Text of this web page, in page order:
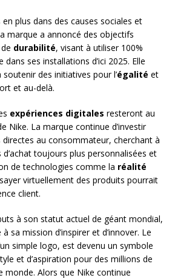
en plus dans des causes sociales et
marque a annoncé des objectifs
durabilité, visant à utiliser 100%
dans ses installations d’ici 2025. Elle
des initiatives pour l’égalité et
et au-delà.
expériences digitales resteront au
Nike. La marque continue d’investir
au consommateur, cherchant à
toujours plus personnalisées et
de technologies comme la réalité
virtuellement des produits pourrait
client.
à son statut actuel de géant mondial,
sa mission d’inspirer et d’innover. Le
simple logo, est devenu un symbole
et d’aspiration pour des millions de
monde. Alors que Nike continue